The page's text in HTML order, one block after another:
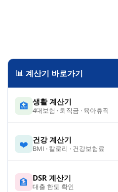
📊 계산기 바로가기
🏥 생활 계산기
4대보험 · 퇴직금 · 육아휴직
❤️ 건강 계산기
BMI · 칼로리 · 건강보험료
🏦 DSR 계산기
대출 한도 확인